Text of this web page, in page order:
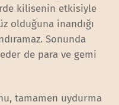
kilisenin etkisiyle
olduğuna inandığı
Sonunda
de para ve gemi
tamamen uydurma